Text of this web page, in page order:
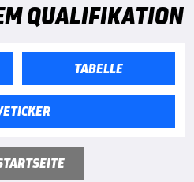
QUALIFIKATION
TABELLE